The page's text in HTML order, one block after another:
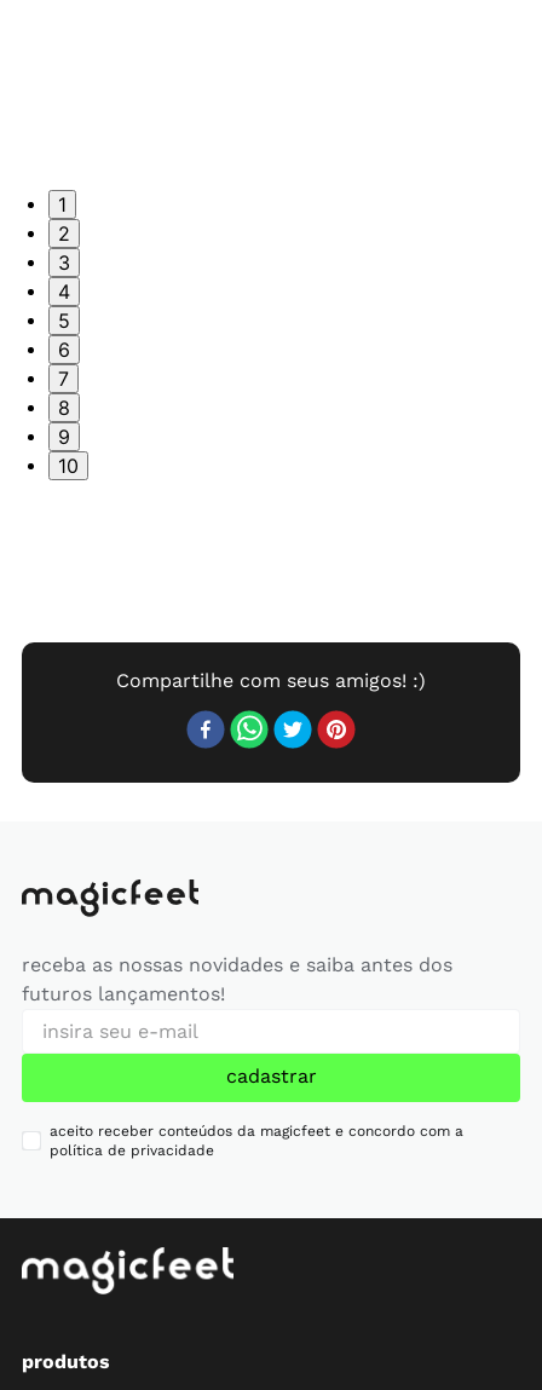
1
2
3
4
5
6
7
8
9
10
receba as nossas novidades e saiba antes dos
futuros lançamentos!
cadastrar
aceito receber conteúdos da magicfeet e concordo com a
política de privacidade
produtos